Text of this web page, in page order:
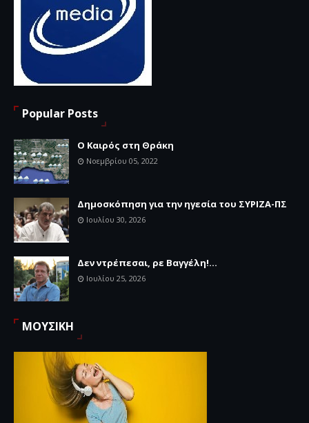
Popular Posts
Ο Καιρός στη Θράκη
Νοεμβρίου 05, 2022
Δημοσκόπηση για την ηγεσία του ΣΥΡΙΖΑ-ΠΣ
Ιουλίου 30, 2026
Δεν ντρέπεσαι, ρε Βαγγέλη!...
Ιουλίου 25, 2026
ΜΟΥΣΙΚΗ